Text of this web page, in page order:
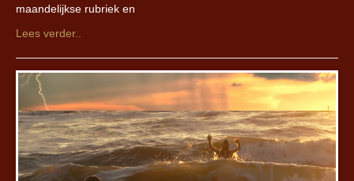
maandelijkse rubriek en
Lees verder..